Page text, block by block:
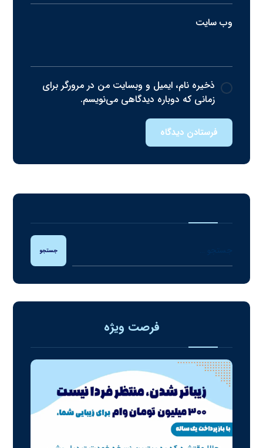
وب‌ سایت
ذخیره نام، ایمیل و وبسایت من در مرورگر برای
زمانی که دوباره دیدگاهی می‌نویسم.
فرستادن دیدگاه
جستجو
فرصت ویژه